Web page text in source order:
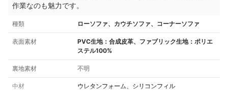
作業なのも魅力です。
種類 ローソファ、カウチソファ、コーナーソファ
表面素材
PVC生地：合成皮革、ファブリック生地：ポリエ
ステル100%
裏地素材 不明
中材 ウレタンフォーム、シリコンフィル